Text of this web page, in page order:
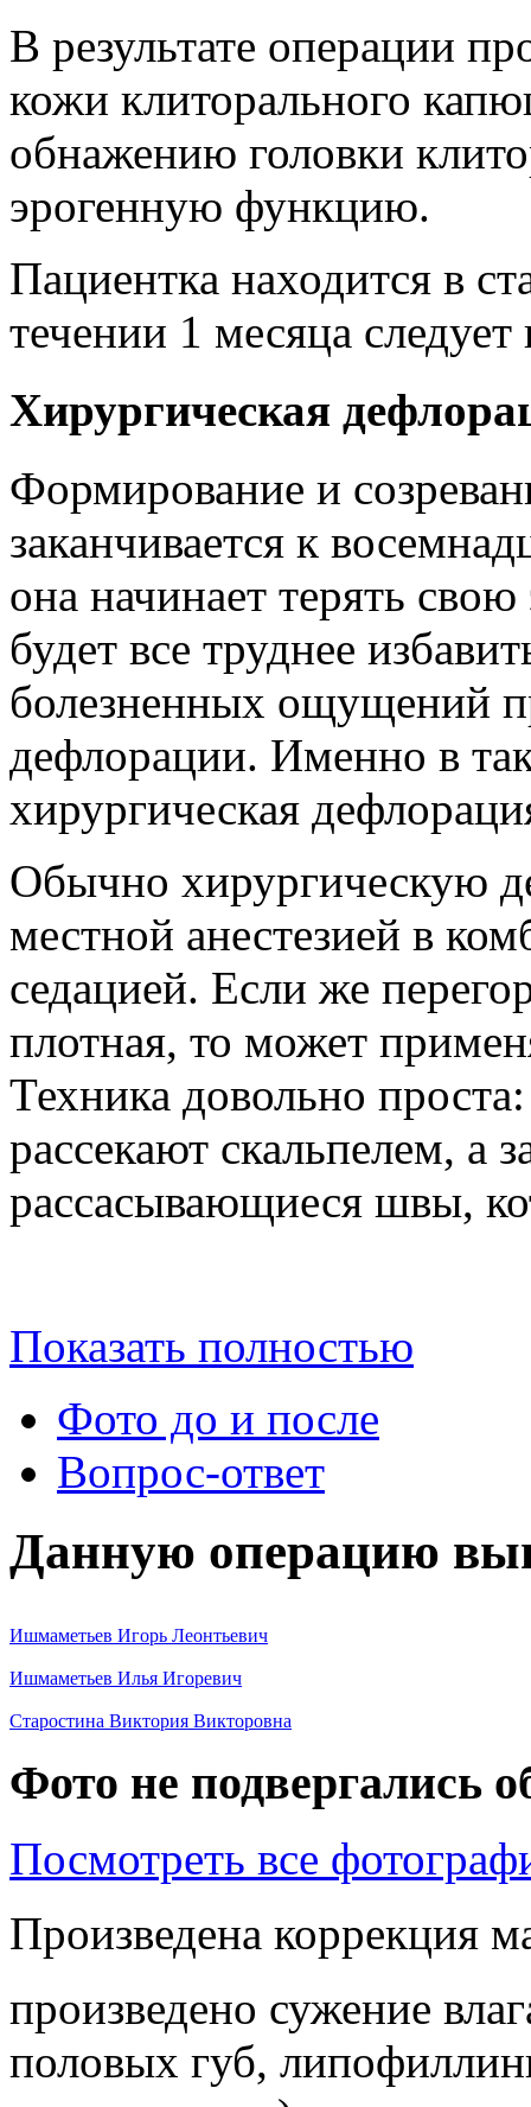
В результате операции
кожи клиторального
обнажению головки
эрогенную функцию.
Пациентка находится в
течении 1 месяца следует
Хирургическая
Формирование и
заканчивается к
она начинает терять
будет все труднее
болезненных ощущений
дефлорации. Именно в
хирургическая
Обычно хирургическую
местной анестезией в
седацией. Если же
плотная, то может
Техника довольно
рассекают скальпелем, а
рассасывающиеся швы,
Показать полностью
Фото до и после
Вопрос-ответ
Данную операцию
Ишмаметьев Игорь Леонтьевич
Ишмаметьев Илья Игоревич
Старостина Виктория Викторовна
Фото не подвергались
Посмотреть все
Произведена коррекция
произведено сужение
половых губ,